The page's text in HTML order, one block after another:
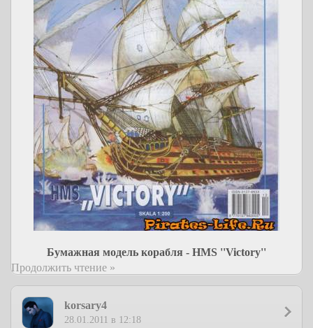
Бумажная модель корабля - HMS ''Victory''
Продолжить чтение »
korsary4
28.01.2011 в 12:18